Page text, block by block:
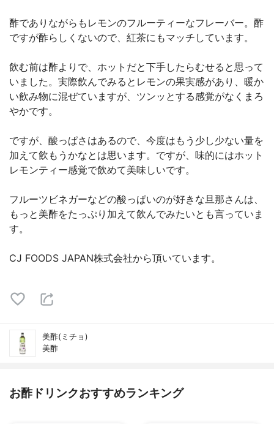
酢でありながらもレモンのフルーティーなフレーバー。酢
ですが酢らしくないので、紅茶にもマッチしています。
飲む前は酢よりで、ホットだと下手したらむせると思って
いました。実際飲んでみるとレモンの果実感があり、暖か
い飲み物に混ぜていますが、ツンッとする感覚がなくまろ
やかです。
ですが、酸っぱさはあるので、今度はもう少し少ない量を
加えて飲もうかなとは思います。ですが、味的にはホット
レモンティー感覚で飲めて美味しいです。
フルーツビネガーなどの酸っぱいのが好きな旦那さんは、
もっと美酢をたっぷり加えて飲んでみたいとも言っていま
す。
CJ FOODS JAPAN株式会社から頂いています。
美酢(ミチョ)
美酢
お酢ドリンクおすすめランキング